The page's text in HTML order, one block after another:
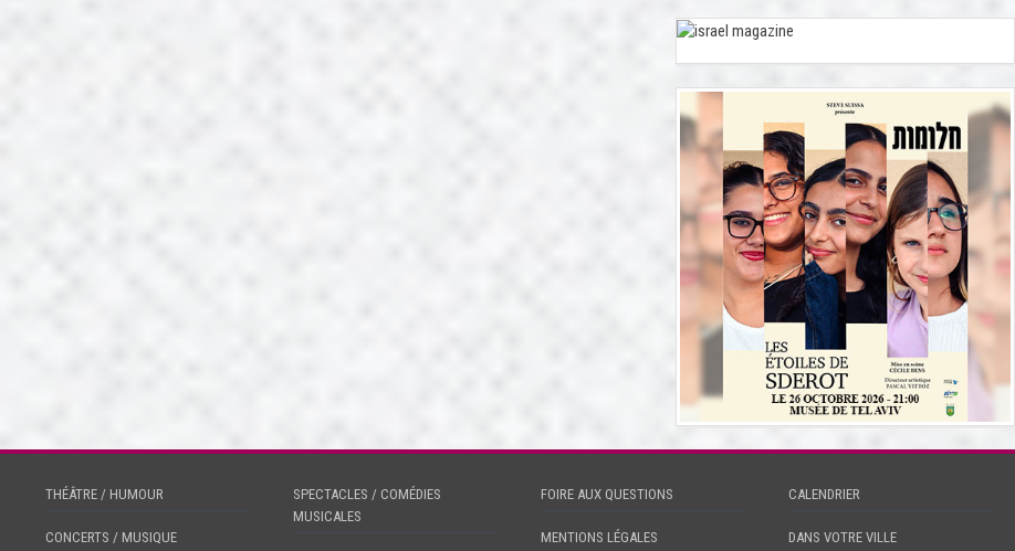
THÉÂTRE / HUMOUR
CONCERTS / MUSIQUE
SPECTACLES / COMÉDIES
MUSICALES
FOIRE AUX QUESTIONS
MENTIONS LÉGALES
CALENDRIER
DANS VOTRE VILLE